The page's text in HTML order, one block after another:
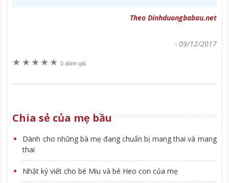
Theo Dinhduongbabau.net
- 09/12/2017
★ ★★★★ 0 đánh giá
Chia sẻ của mẹ bầu
Dành cho những bà mẹ đang chuẩn bị mang thai và mang
thai
Nhật ký viết cho bé Miu và bé Heo con của mẹ